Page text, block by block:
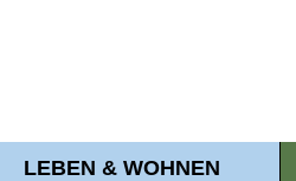
LEBEN & WOHNEN